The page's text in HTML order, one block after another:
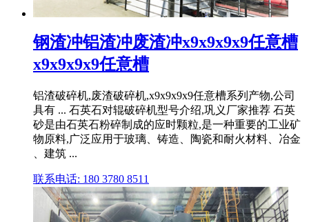
钢渣冲铝渣冲废渣冲x9x9x9x9任意槽
x9x9x9x9任意槽
铝渣破碎机,废渣破碎机,x9x9x9x9任意槽系列产物,公司
具有 ... 石英石对辊破碎机型号介绍,巩义厂家推荐 石英
砂是由石英石粉碎制成的应时颗粒,是一种重要的工业矿
物原料,广泛应用于玻璃、铸造、陶瓷和耐火材料、冶金
、建筑 ...
联系电话: 180 3780 8511